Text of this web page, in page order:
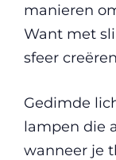
manieren
Want met
sfeer
Gedimde
lampen die
wanneer je